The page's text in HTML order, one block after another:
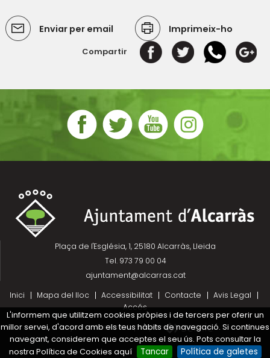
Enviar per email Imprimeix-ho
Compartir
Plaça de l'Església, 1, 25180 Alcarràs, Lleida
Tel. 973 79 00 04
ajuntament@alcarras.cat
Inici
Mapa del lloc Accessibilitat Contacte
Avis Legal
Accés
Projecte desenvolupat per
L'informem que utilitzem cookies pròpies i de tercers per oferir un
millor servei, d'acord amb els teus hàbits de navegació. Si continues
navegant, considerem que acceptes el seu ús. Pots consultar la
nostra Política de Cookies aquí
Tancar Política de galetes